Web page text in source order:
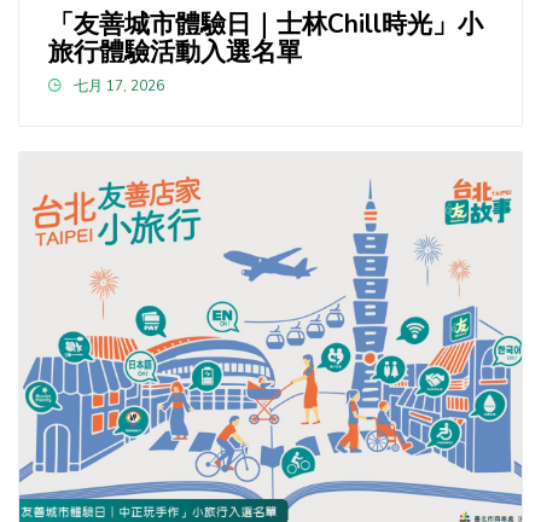
「友善城市體驗日｜士林Chill時光」小
旅行體驗活動入選名單
七月 17, 2026